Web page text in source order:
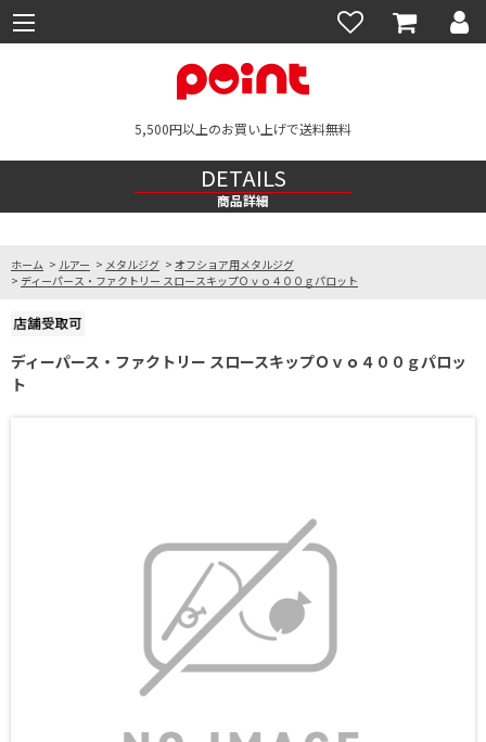
5,500円以上のお買い上げで送料無料
DETAILS
商品詳細
ホーム > ルアー > メタルジグ > オフショア用メタルジグ
> ディーパース・ファクトリー スロースキップＯｖｏ４００ｇパロット
ディーパース・ファクトリー スロースキップＯｖｏ４００ｇパロッ
ト